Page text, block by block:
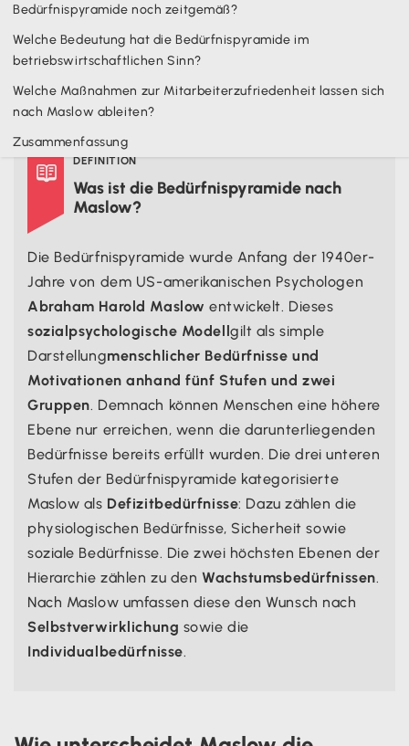
diesem Portal, wann immer möglich, genderneutrale Bezeichnungen.
ausdrücklich alle Geschlechter (m/w/d) mitgemeint. Diese Vorgehensweise hat
lediglich redaktionelle Gründe und beinhaltet keinerlei Wertung.
 DEFINITION
Was ist die Bedürfnispyramide nach
Maslow?
Die Bedürfnispyramide wurde Anfang der 1940er-
Jahre von dem US-amerikanischen Psychologen
Abraham Harold Maslow entwickelt. Dieses
sozialpsychologische Modellgilt als simple
Darstellungmenschlicher Bedürfnisse und
Motivationen anhand fünf Stufen und zwei
Gruppen. Demnach können Menschen eine höhere
Ebene nur erreichen, wenn die darunterliegenden
Bedürfnisse bereits erfüllt wurden. Die drei unteren
Stufen der Bedürfnispyramide kategorisierte
Maslow als Defizitbedürfnisse: Dazu zählen die
physiologischen Bedürfnisse, Sicherheit sowie
soziale Bedürfnisse. Die zwei höchsten Ebenen der
Hierarchie zählen zu den Wachstumsbedürfnissen.
Nach Maslow umfassen diese den Wunsch nach
Selbstverwirklichung sowie die
Individualbedürfnisse.
Bedürfnispyramide noch zeitgemäß?
Welche Bedeutung hat die Bedürfnispyramide im
betriebswirtschaftlichen Sinn?
Welche Maßnahmen zur Mitarbeiterzufriedenheit lassen sich
nach Maslow ableiten?
Zusammenfassung